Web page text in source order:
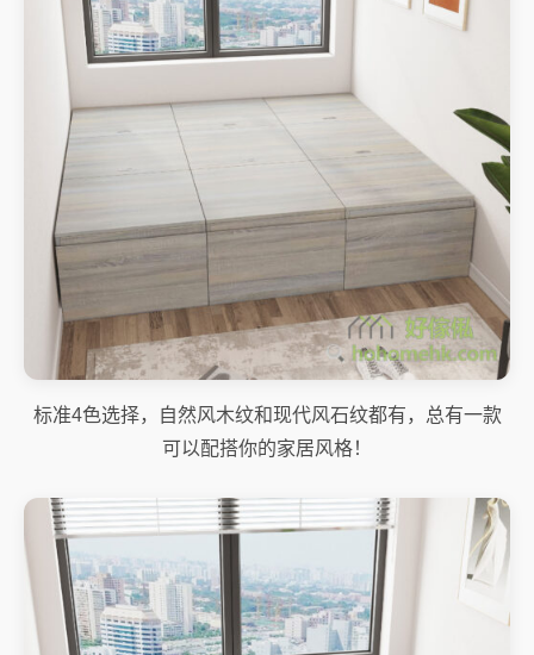
标准4色选择，自然风木纹和现代风石纹都有，总有一款
可以配搭你的家居风格！